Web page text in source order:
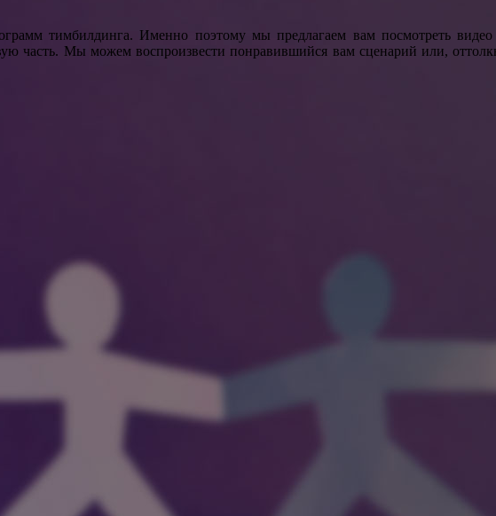
тимбилдинга. Именно поэтому мы предлагаем вам посмотреть
часть. Мы можем воспроизвести понравившийся вам сценарий или,